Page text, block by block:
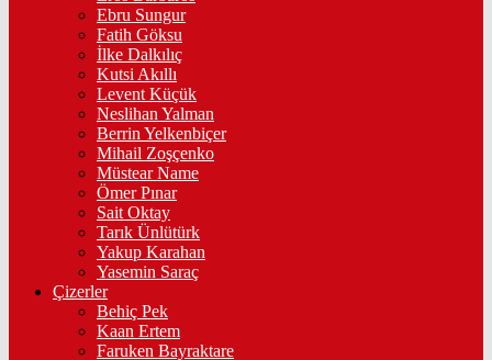
Ebru Sungur
Fatih Göksu
İlke Dalkılıç
Kutsi Akıllı
Levent Küçük
Neslihan Yalman
Berrin Yelkenbiçer
Mihail Zoşçenko
Müstear Name
Ömer Pınar
Sait Oktay
Tarık Ünlütürk
Yakup Karahan
Yasemin Saraç
Çizerler
Behiç Pek
Kaan Ertem
Faruken Bayraktare